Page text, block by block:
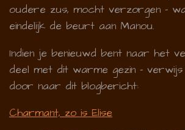
oudere zus, mocht verzorgen -
eindelijk de beurt aan Manou.
Indien je benieuwd bent naar het
deel met dit warme gezin -
door naar dit blogbericht:
Charmant, zo is Elise